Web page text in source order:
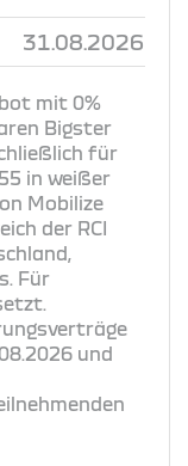
31.08.2026
mit 0%
Bigster
für
in weißer
Mobilize
der RCI
Für
und